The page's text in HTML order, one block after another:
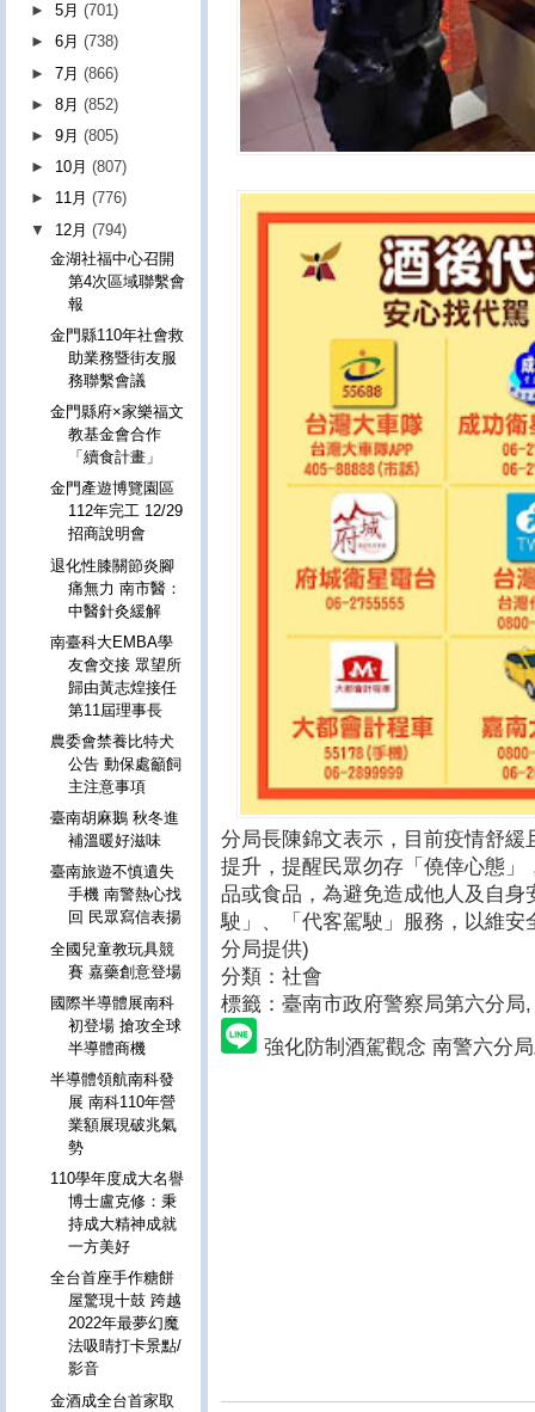
分局長陳錦文表示，目前疫情舒
提升，提醒民眾勿存「僥倖心態
品或食品，為避免造成他人及自
駛」、「代客駕駛」服務，以維
分局提供)
分類：社會
標籤：臺南市政府警察局第六分局,
強化防制酒駕觀念 南警六分
►5月(701)
►6月(738)
►7月(866)
►8月(852)
►9月(805)
► 10月(807)
► 11月(776)
▼ 12月(794)
金湖社福中心召開
第4次區域聯繫會
報
金門縣110年社會救
助業務暨街友服
務聯繫會議
金門縣府×家樂福文
教基金會合作
「續食計畫」
金門產遊博覽園區
112年完工 12/29
招商說明會
退化性膝關節炎腳
痛無力 南市醫：
中醫針灸緩解
南臺科大EMBA學
友會交接 眾望所
歸由黃志煌接任
第11屆理事長
農委會禁養比特犬
公告 動保處籲飼
主注意事項
臺南胡麻鵝 秋冬進
補溫暖好滋味
臺南旅遊不慎遺失
手機 南警熱心找
回 民眾寫信表揚
全國兒童教玩具競
賽 嘉藥創意登場
國際半導體展南科
初登場 搶攻全球
半導體商機
半導體領航南科發
展 南科110年營
業額展現破兆氣
勢
110學年度成大名譽
博士盧克修：秉
持成大精神成就
一方美好
全台首座手作糖餅
屋驚現十鼓 跨越
2022年最夢幻魔
法吸睛打卡景點/
影音
金酒成全台首家取